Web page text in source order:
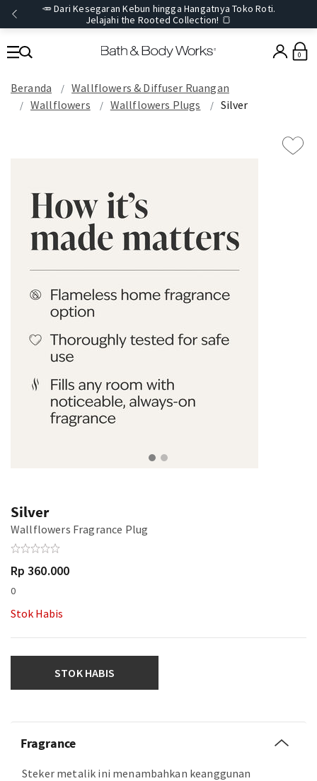
🥕 Dari Kesegaran Kebun hingga Hangatnya Toko Roti.
Jelajahi the Rooted Collection! 🍞
0
Beranda
Wallflowers & Diffuser Ruangan
Wallflowers
Wallflowers Plugs Silver
Silver
Wallflowers Fragrance Plug
Rp 360.000
0
Stok Habis
STOK HABIS
Fragrance
Steker metalik ini menambahkan keanggunan